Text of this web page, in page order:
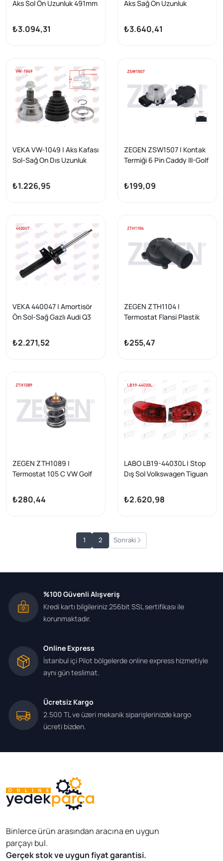
Aks Sol Ön Uzunluk 491mm
2.0 TDI M-T 6 İleri Cffb
2003-2009 / Tiguan 1.4
₺3.094,31
Aks Sağ On Uzunluk
1.6İ A-T 6 İleri 2003-2009 /
Golf VI 1.6İ A-T 2008-2013
₺3.640,41
VEKA VW-1049 | Aks Kafası
Sol-Sağ On Dıs Uzunluk
Volkswagen Caddy III
(2Ka,2Kh,2Ca,2Ch) 1.6 TDI
1.6 2.0 TDI 2.0 TSI 2012-
2020 / Audi A3 2012 -
₺1.226,95
ZEGEN ZSW1507 | Kontak
Termiği 6 Pin Caddy III-Golf
Leon-Altea-Octavia-Yeti-
A3 2003-2015
₺199,09
VEKA 440047 | Amortisör
Ön Sol-Sağ Gazlı Audi Q3
₺2.271,52
ZEGEN ZTH1104 |
Termostat Flansi Plastik
10-/ A3 1.4 TFSI 04-13 /
Leon 1.4 TSI 05-12 /
TSI 05-10 / Scirocco 1.4 TSI
08 -
₺255,47
ZEGEN ZTH1089 |
Termostat 105 C VW Golf
1.4 TSI 2011-/ Polo 1.4 TSI
2009-/ Audi A3 1.4 TFSI
TSI 2012-/ Rapid 1.4 TSI
₺280,44
LABO LB19-44030L | Stop
Dış Sol Volkswagen Tiguan
₺2.620,98
1 2 Sonraki
%100 Güvenli Alışveriş
Kredi kartı bilgileriniz 256bit SSL sertifikası ile
korunmaktadır.
Online Express
İstanbul içi Pilot bölgelerde online express hizmetiyle
aynı gün teslimat.
Ücretsiz Kargo
2.500 TL ve üzeri mekanik siparişlerinizde kargo
ücreti bizden.
Binlerce ürün arasından aracına en uygun
parçayı bul.
Gerçek stok ve uygun fiyat garantisi.